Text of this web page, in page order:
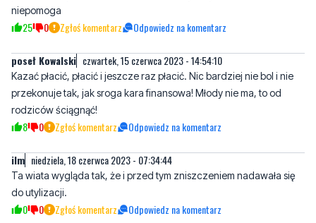
poseł Kowalski
Kazać płacić, płacić i jeszcze raz płacić. Nic bardziej nie bol i nie
rodziców ściągnąć!
8 0 Zgłoś komentarz Odpowiedz na komentarz
ilm niedziela, 18 czerwca 2023 - 07:34:44
Ta wiata wygląda tak, że i przed tym zniszczeniem nadawała się
0 0 Zgłoś komentarz Odpowiedz na komentarz
kami poniedziałek, 19 czerwca 2023 - 09:34:15
100.000zł grzywny , jak nie ma to matka za syna chuligana